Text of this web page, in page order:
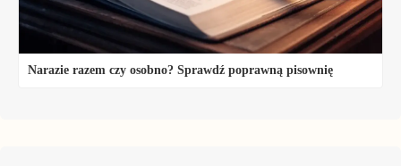
Narazie razem czy osobno? Sprawdź poprawną pisownię